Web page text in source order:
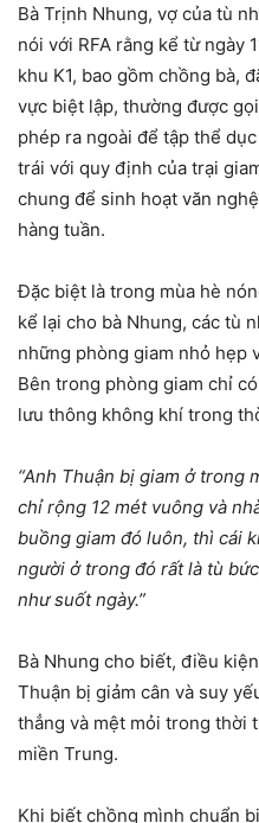
Bà Trịnh Nhung, vợ của tù
nói với RFA rằng kể từ ngày
khu K1, bao gồm chồng bà,
vực biệt lập, thường được
phép ra ngoài để tập thể
trái với quy định của trại
chung để sinh hoạt văn
hàng tuần.
Đặc biệt là trong mùa hè
kể lại cho bà Nhung, các tù
những phòng giam nhỏ hẹp
Bên trong phòng giam chỉ
lưu thông không khí trong
“Anh Thuận bị giam ở trong
chỉ rộng 12 mét vuông và
buồng giam đó luôn, thì cái
người ở trong đó rất là tù
như suốt ngày.”
Bà Nhung cho biết, điều
Thuận bị giảm cân và suy
thẳng và mệt mỏi trong thời
miền Trung.
Khi biết chồng mình chuẩn